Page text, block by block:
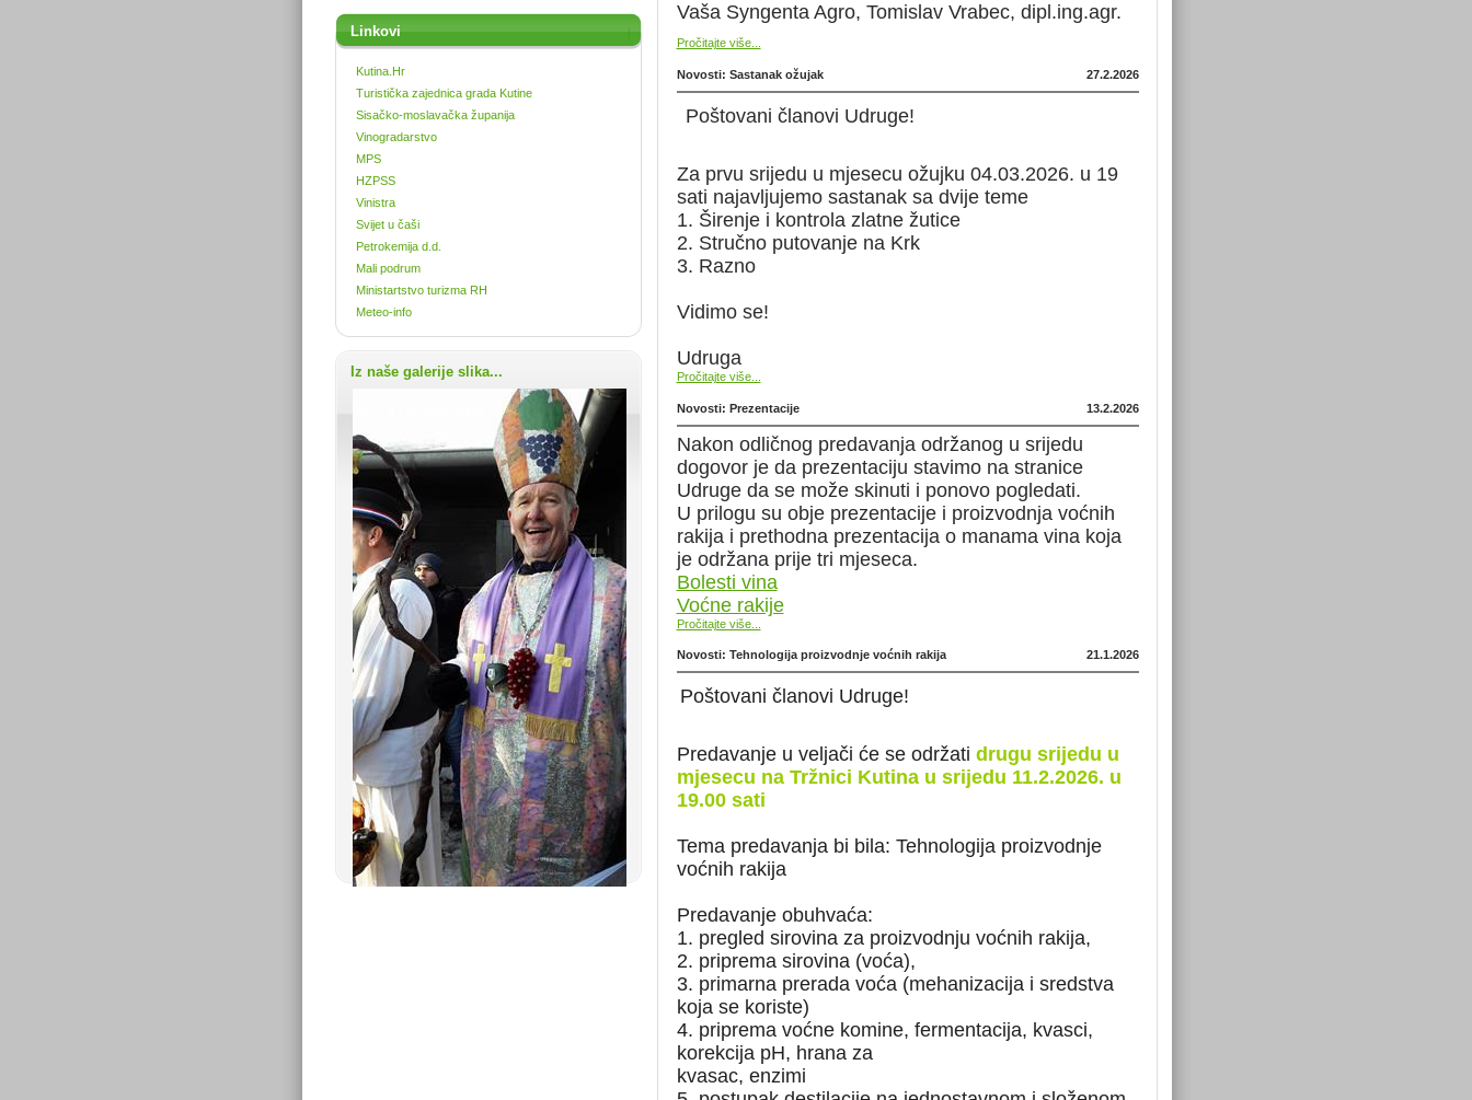
Linkovi
Kutina.Hr
Turistička zajednica grada Kutine
Sisačko-moslavačka županija
Vinogradarstvo
MPS
HZPSS
Vinistra
Svijet u čaši
Petrokemija d.d.
Mali podrum
Ministartstvo turizma RH
Meteo-info
Iz naše galerije slika...
Vaša Syngenta Agro, Tomislav Vrabec, dipl.ing.agr.
Pročitajte više...
Novosti: Sastanak ožujak 27.2.2026
Poštovani članovi Udruge!
Za prvu srijedu u mjesecu ožujku 04.03.2026. u 19
sati najavljujemo sastanak sa dvije teme
1. Širenje i kontrola zlatne žutice
2. Stručno putovanje na Krk
3. Razno
Vidimo se!
Udruga
Pročitajte više...
Novosti: Prezentacije 13.2.2026
Nakon odličnog predavanja održanog u srijedu
dogovor je da prezentaciju stavimo na stranice
Udruge da se može skinuti i ponovo pogledati.
U prilogu su obje prezentacije i proizvodnja voćnih
rakija i prethodna prezentacija o manama vina koja
je održana prije tri mjeseca.
Bolesti vina
Voćne rakije
Pročitajte više...
Novosti: Tehnologija proizvodnje voćnih rakija 21.1.2026
Poštovani članovi Udruge!
Predavanje u veljači će se održati drugu srijedu u
mjesecu na Tržnici Kutina u srijedu 11.2.2026. u
19.00 sati
Tema predavanja bi bila: Tehnologija proizvodnje
voćnih rakija
Predavanje obuhvaća:
1. pregled sirovina za proizvodnju voćnih rakija,
2. priprema sirovina (voća),
3. primarna prerada voća (mehanizacija i sredstva
koja se koriste)
4. priprema voćne komine, fermentacija, kvasci,
korekcija pH, hrana za
kvasac, enzimi